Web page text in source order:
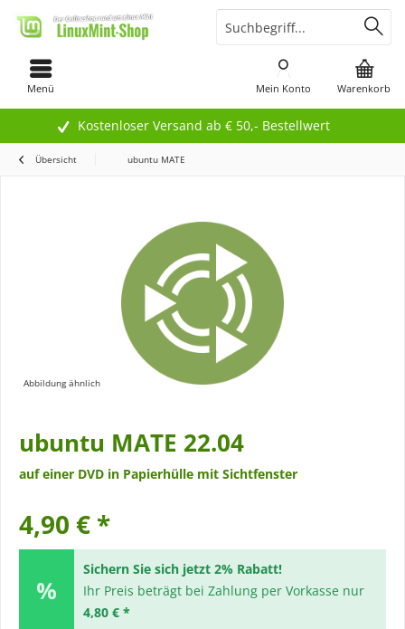
Kostenloser Versand ab € 50,- Bestellwert
Menü Warenkorb
Mein Konto
Übersicht ubuntu MATE
Abbildung ähnlich
ubuntu MATE 22.04
auf einer DVD in Papierhülle mit Sichtfenster
4,90 € *
Sichern Sie sich jetzt 2% Rabatt!
Ihr Preis beträgt bei Zahlung per Vorkasse nur
4,80 € *